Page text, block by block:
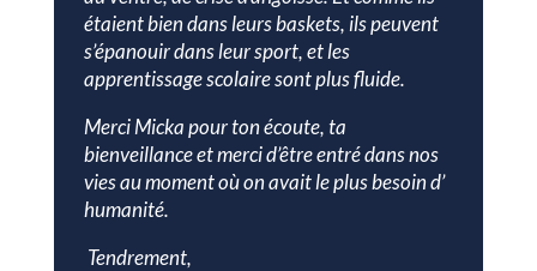
étaient bien dans leurs baskets, ils peuvent
s’épanouir dans leur sport, et les
apprentissage scolaire sont plus fluide.
Merci Micka pour ton écoute, ta
bienveillance et merci d’être entré dans nos
vies au moment où on avait le plus besoin d’
humanité.
Tendrement,